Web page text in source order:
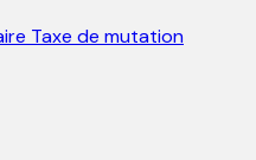
Taxe de mutation